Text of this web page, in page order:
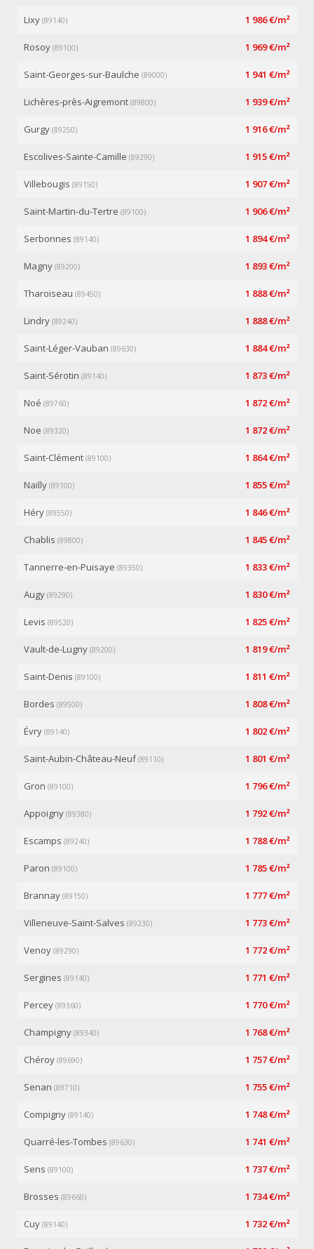
Lixy (89140) 1 986 €/m²
Rosoy (89100) 1 969 €/m²
Saint-Georges-sur-Baulche (89000) 1 941 €/m²
Lichères-près-Aigremont (89800) 1 939 €/m²
Gurgy (89250) 1 916 €/m²
Escolives-Sainte-Camille (89290) 1 915 €/m²
Villebougis (89150) 1 907 €/m²
Saint-Martin-du-Tertre (89100) 1 906 €/m²
Serbonnes (89140) 1 894 €/m²
Magny (89200) 1 893 €/m²
Tharoiseau (89450) 1 888 €/m²
Lindry (89240) 1 888 €/m²
Saint-Léger-Vauban (89630) 1 884 €/m²
Saint-Sérotin (89140) 1 873 €/m²
Noé (89760) 1 872 €/m²
Noe (89320) 1 872 €/m²
Saint-Clément (89100) 1 864 €/m²
Nailly (89100) 1 855 €/m²
Héry (89550) 1 846 €/m²
Chablis (89800) 1 845 €/m²
Tannerre-en-Puisaye (89350) 1 833 €/m²
Augy (89290) 1 830 €/m²
Levis (89520) 1 825 €/m²
Vault-de-Lugny (89200) 1 819 €/m²
Saint-Denis (89100) 1 811 €/m²
Bordes (89500) 1 808 €/m²
Évry (89140) 1 802 €/m²
Saint-Aubin-Château-Neuf (89110) 1 801 €/m²
Gron (89100) 1 796 €/m²
Appoigny (89380) 1 792 €/m²
Escamps (89240) 1 788 €/m²
Paron (89100) 1 785 €/m²
Brannay (89150) 1 777 €/m²
Villeneuve-Saint-Salves (89230) 1 773 €/m²
Venoy (89290) 1 772 €/m²
Sergines (89140) 1 771 €/m²
Percey (89360) 1 770 €/m²
Champigny (89340) 1 768 €/m²
Chéroy (89690) 1 757 €/m²
Senan (89710) 1 755 €/m²
Compigny (89140) 1 748 €/m²
Quarré-les-Tombes (89630) 1 741 €/m²
Sens (89100) 1 737 €/m²
Brosses (89660) 1 734 €/m²
Cuy (89140) 1 732 €/m²